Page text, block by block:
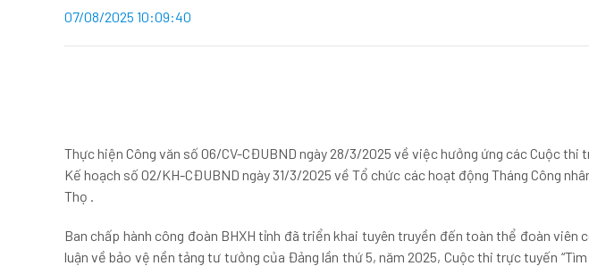
07/08/2025 10:09:40
Thực hiện Công văn số 06/CV-CĐUBND ngày 28/3/2025 về việc hưởng ứng các Cuộc
Kế hoạch số 02/KH-CĐUBND ngày 31/3/2025 về Tổ chức các hoạt động Tháng Công
Thọ .
Ban chấp hành công đoàn BHXH tỉnh đã triển khai tuyên truyền đến toàn thể đoàn
luận về bảo vệ nền tảng tư tưởng của Đảng lần thứ 5, năm 2025, Cuộc thi trực tuyến